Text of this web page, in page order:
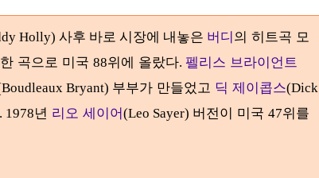
Holly) 사후 바로 시장에 내놓은 버디의 히트곡 모
곡으로 미국 88위에 올랐다. 펠리스 브라이언트
Bryant) 부부가 만들었고 딕 제이콥스(Dick
. 1978년 리오 세이어(Leo Sayer) 버전이 미국 47위를